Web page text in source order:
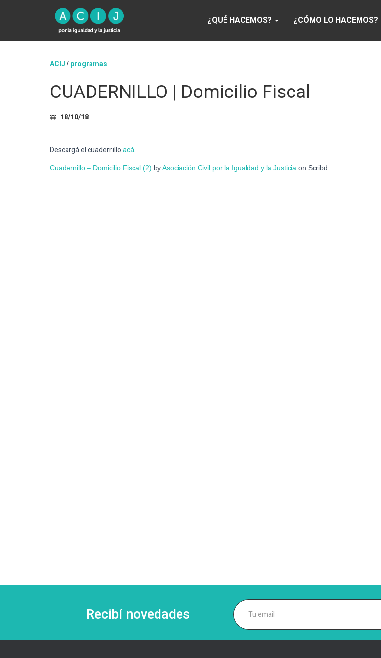
¿QUÉ HACEMOS? ¿CÓMO LO HACEMOS?
ACIJ / programas
CUADERNILLO | Domicilio Fiscal
18/10/18
Descargá el cuadernillo acá
Cuadernillo – Domicilio Fiscal (2) byAsociación Civil por la Igualdad y la Justicia on Scribd
Recibí novedades